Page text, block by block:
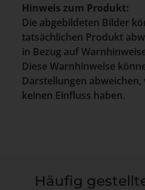
Hinweis zum Produkt:
Die abgebildeten Bilder
tatsächlichen Produkt
in Bezug auf
Diese Warnhinweise
Darstellungen
keinen Einfluss haben.
Häufig